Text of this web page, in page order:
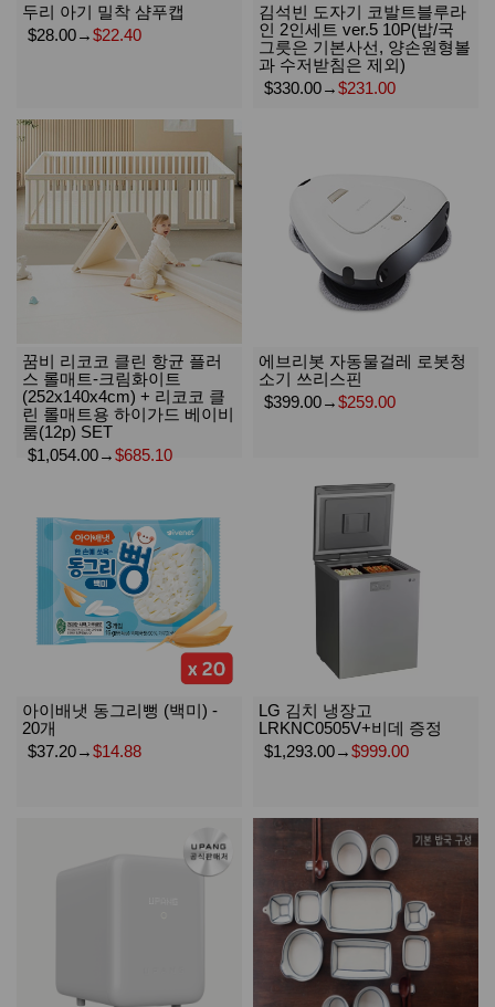
두리 아기 밀착 샴푸캡
$28.00→$22.40
김석빈 도자기 코발트블루라
인 2인세트 ver.5 10P(밥/국
그릇은 기본사선, 양손원형볼
과 수저받침은 제외)
$330.00→$231.00
꿈비 리코코 클린 항균 플러
스 롤매트-크림화이트
(252x140x4cm) + 리코코 클
린 롤매트용 하이가드 베이비
룸(12p) SET
$1,054.00→$685.10
에브리봇 자동물걸레 로봇청
소기 쓰리스핀
$399.00→$259.00
아이배냇 동그리뻥 (백미) -
20개
$37.20→$14.88
LG 김치 냉장고
LRKNC0505V+비데 증정
$1,293.00→$999.00